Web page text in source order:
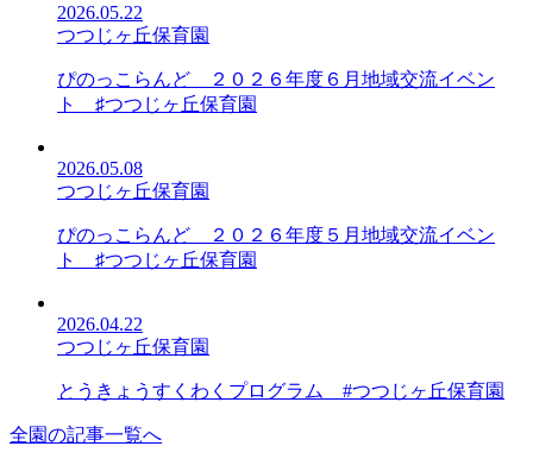
2026.05.22
つつじヶ丘保育園
ぴのっこらんど ２０２６年度６月地域交流イベン
ト ♯つつじヶ丘保育園
2026.05.08
つつじヶ丘保育園
ぴのっこらんど ２０２６年度５月地域交流イベン
ト ♯つつじヶ丘保育園
2026.04.22
つつじヶ丘保育園
とうきょうすくわくプログラム #つつじヶ丘保育園
全園の記事一覧へ